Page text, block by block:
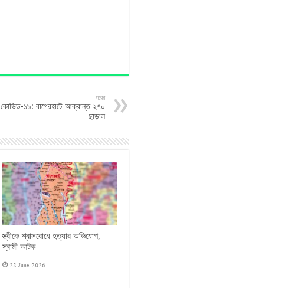
পরের
কোভিড-১৯: বাগেরহাটে আক্রান্ত ২৭০
ছাড়াল
স্ত্রীকে শ্বাসরোধে হত্যার অভিযোগ,
স্বামী আটক
28 June 2026